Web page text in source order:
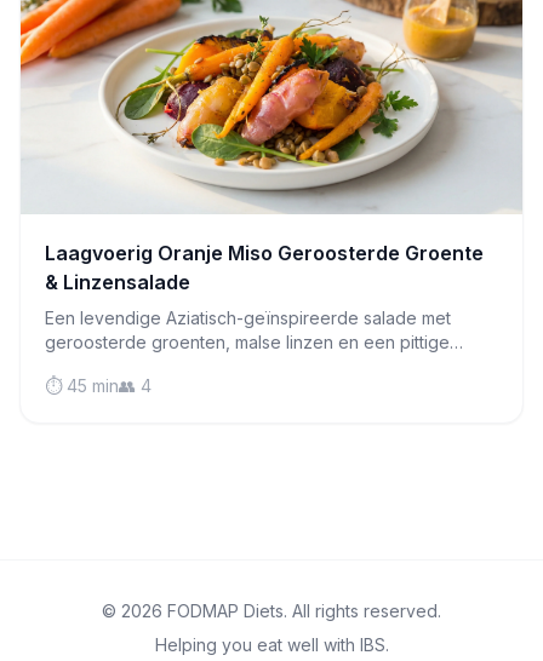
Laagvoerig Oranje Miso Geroosterde Groente
& Linzensalade
Een levendige Aziatisch-geïnspireerde salade met
geroosterde groenten, malse linzen en een pittige
⏱️ 45 min👥 4
© 2026 FODMAP Diets. All rights reserved.
Helping you eat well with IBS.